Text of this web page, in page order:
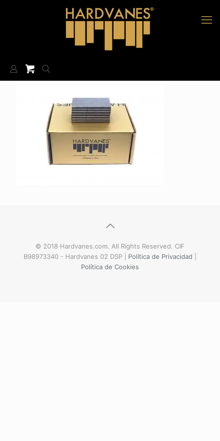
© 2018 Hardvanes.com. All Rights Reserved. CIF
B98973340 - Hardvanes 02 DSP | Política de Privacidad
Política de Cookies